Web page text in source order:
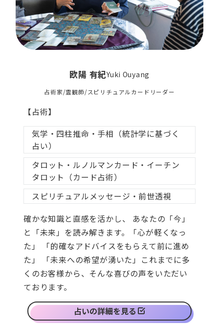
欧陽 有紀Yuki Ouyang
占術家/霊観師/スピリチュアルカードリーダー
【占術】
気学・四柱推命・手相（統計学に基づく
占い）
タロット・ルノルマンカード・イーチン
タロット（カード占術）
スピリチュアルメッセージ・前世透視
確かな知識と直感を活かし、 あなたの「今」
と「未来」を読み解きます。「心が軽くなっ
た」 「的確なアドバイスをもらえて前に進め
た」 「未来への希望が湧いた」これまでに多
くのお客様から、そんな喜びの声をいただい
ております。
占いの詳細を見る